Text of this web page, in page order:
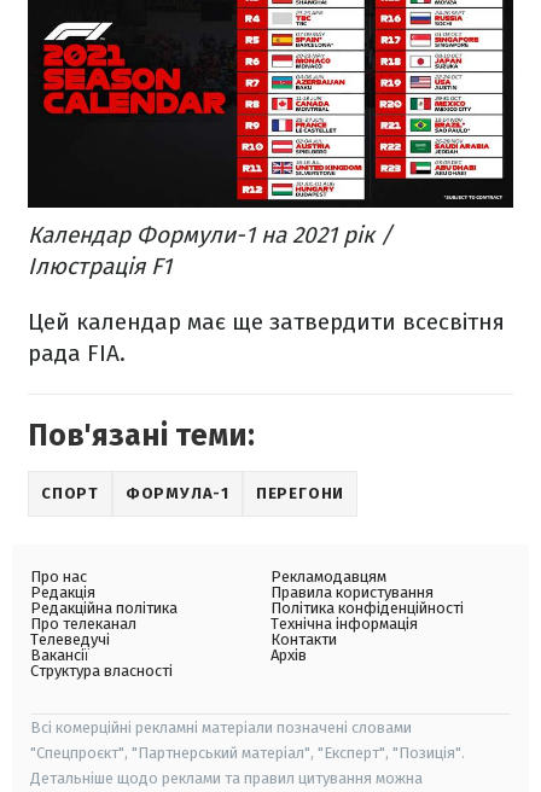
Календар Формули-1 на 2021 рік /
Ілюстрація F1
Цей календар має ще затвердити всесвітня
рада FIA.
Пов'язані теми:
СПОРТ ФОРМУЛА-1 ПЕРЕГОНИ
Про нас
Редакція
Редакційна політика
Про телеканал
Телеведучі
Вакансії
Структура власності
Рекламодавцям
Правила користування
Політика конфіденційності
Технічна інформація
Контакти
Архів
Всі комерційні рекламні матеріали позначені словами
"Спецпроєкт", "Партнерський матеріал", "Експерт", "Позиція".
Детальніше щодо реклами та правил цитування можна